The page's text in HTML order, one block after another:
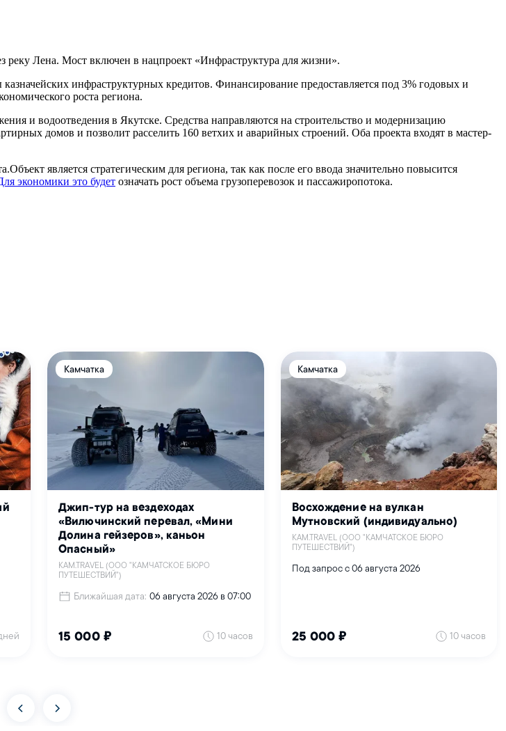
реку Лена. Мост включен в нацпроект «Инфраструктура для жизни».
инфраструктурных кредитов. Финансирование предоставляется под 3% годовых и
роста региона.
и водоотведения в Якутске. Средства направляются на строительство и модернизацию
домов и позволит расселить 160 ветхих и аварийных строений. Оба проекта входят в мастер-
является стратегическим для региона, так как после его ввода значительно повысится
экономики это будет означать рост объема грузоперевозок и пассажиропотока.